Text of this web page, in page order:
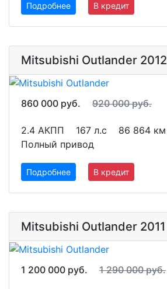
Подробнее В кредит
Mitsubishi Outlander 2012
860 000 руб. 920 000 руб.
2.4 АКПП 167 л.с 86 864 км
Полный привод
Подробнее В кредит
Mitsubishi Outlander 2011
1 200 000 руб. 1 290 000 руб.